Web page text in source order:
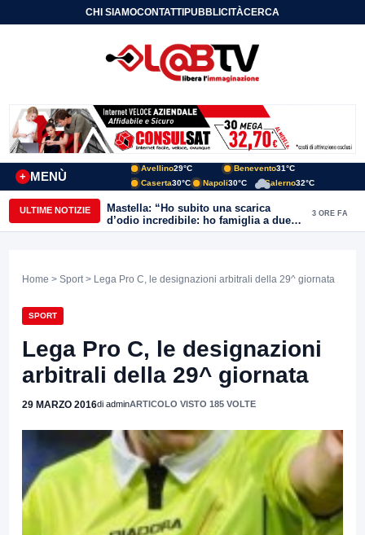
CHI SIAMOCONTATTIPUBBLICITÀCERCA
MENÙ
+
Avellino29°C Benevento31°C
Caserta30°C Napoli30°C Salerno32°C
ULTIME NOTIZIE
Mastella: “Ho subito una scarica
d’odio incredibile: ho famiglia a due
passi dal Calore”
3 ORE FA
Home > Sport > Lega Pro C, le designazioni arbitrali della 29^ giornata
SPORT
Lega Pro C, le designazioni
arbitrali della 29^ giornata
29 MARZO 2016di adminARTICOLO VISTO 185 VOLTE